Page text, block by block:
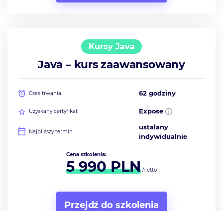
Kursy Java
Java – kurs zaawansowany
Czas trwania 62 godziny
Uzyskany certyfikat Expose
Najbliższy termin
ustalany
indywidualnie
Cena szkolenia:
5 990PLN /netto
Przejdź do szkolenia